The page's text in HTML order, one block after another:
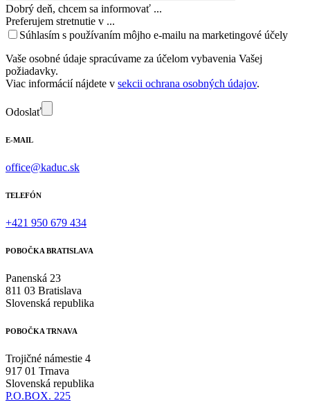
Dobrý deň, chcem sa informovať ...
Preferujem stretnutie v ...
Súhlasím s používaním môjho e-mailu na marketingové účely
Vaše osobné údaje spracúvame za účelom vybavenia Vašej
požiadavky.
Viac informácií nájdete v sekcii ochrana osobných údajov.
Odoslať
E-MAIL
office@kaduc.sk
TELEFÓN
+421 950 679 434
POBOČKA BRATISLAVA
Panenská 23
811 03 Bratislava
Slovenská republika
POBOČKA TRNAVA
Trojičné námestie 4
917 01 Trnava
Slovenská republika
P.O.BOX. 225